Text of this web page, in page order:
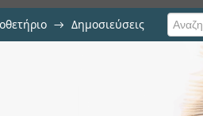
→ Δημοσιεύσεις
blends
compound